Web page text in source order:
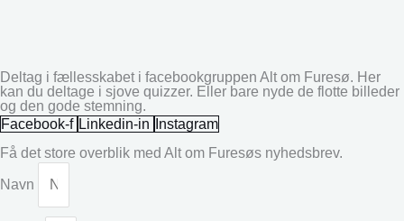
Deltag i fællesskabet i facebookgruppen Alt om Furesø. Her
kan du deltage i sjove quizzer. Eller bare nyde de flotte billeder
og den gode stemning.
Facebook-f Linkedin-in
Instagram
Få det store overblik med Alt om Furesøs nyhedsbrev.
Navn